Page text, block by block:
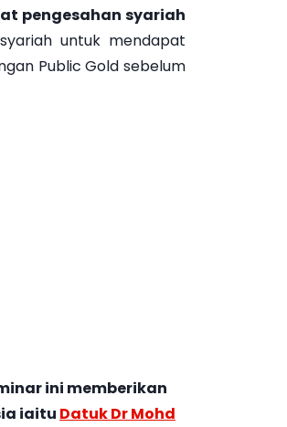
pengesahan syariah
untuk mendapat
Public Gold sebelum
ini memberikan
iaitu Datuk Dr Mohd